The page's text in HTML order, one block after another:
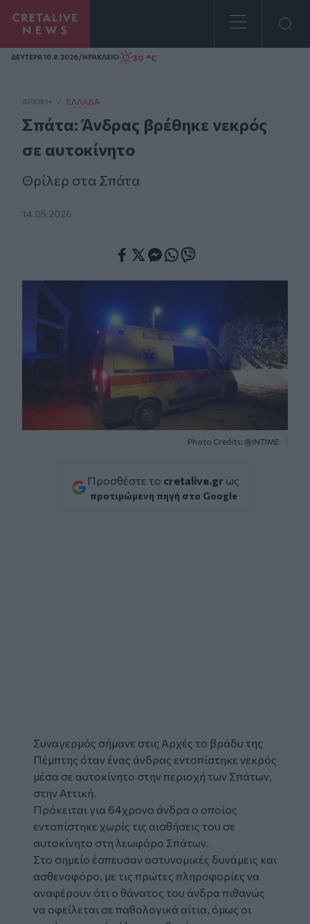
Homepage
ΔΕΥΤΕΡΑ 10.8.2026/ΗΡΑΚΛΕΙΟ 30 °C
ΑΡΧΙΚΗ / ΕΛΛΆΔΑ
Σπάτα: Άνδρας βρέθηκε νεκρός
σε αυτοκίνητο
Θρίλερ στα Σπάτα
14.05.2026
Photo Credits: @ΙΝΤΙΜΕ
Προσθέστε το cretalive.gr ως
προτιμώμενη πηγή στο Google
Συναγερμός σήμανε στις Αρχές το βράδυ της
Πέμπτης όταν ένας άνδρας εντοπίστηκε νεκρός
μέσα σε αυτοκίνητο στην περιοχή των Σπάτων,
στην Αττική.
Πρόκειται για 64χρονο άνδρα ο οποίος
εντοπίστηκε χωρίς τις αισθήσεις του σε
αυτοκίνητο στη λεωφόρο Σπάτων.
Στο σημείο έσπευσαν αστυνομικές δυνάμεις και
ασθενοφόρο, με τις πρώτες πληροφορίες να
αναφέρουν ότι ο θάνατος του άνδρα πιθανώς
να οφείλεται σε παθολογικά αίτια, όμως οι